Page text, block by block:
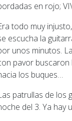
en rojo;
todo muy
escucha la
unos minutos.
pavor buscaron
los buques…
patrullas de los
del 3. Ya hay